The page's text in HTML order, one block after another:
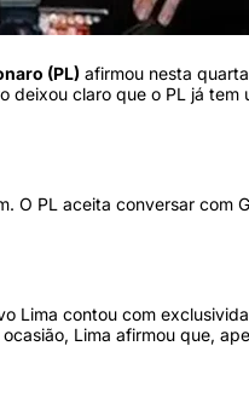
(PL) afirmou nesta
deixou claro que o PL já
O PL aceita conversar
Lima contou com
Lima afirmou que,